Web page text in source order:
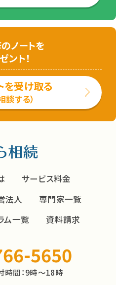
ノートを
ント！
を受け取る
談する）
サービス料金
法人
専門家一覧
ム一覧 資料請求
5650
時間：9時～18時